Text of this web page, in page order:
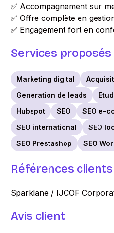
✅ Accompagnement sur
✅ Offre complète en
✅ Engagement fort en
Services proposés
Marketing digital
Generation de leads
Hubspot
SEO
SEO e-
SEO international
SEO
SEO Prestashop
SEO
Références clients
Sparklane / IJCOF
Avis client